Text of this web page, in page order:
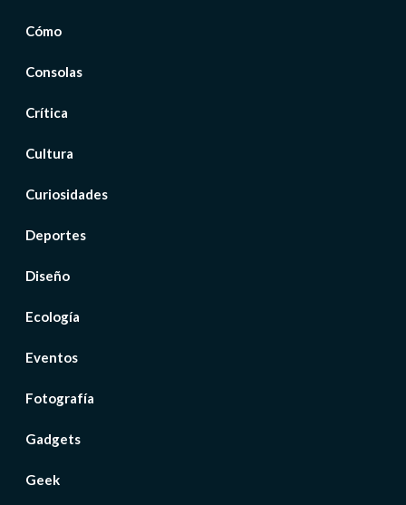
Cómo
Consolas
Crítica
Cultura
Curiosidades
Deportes
Diseño
Ecología
Eventos
Fotografía
Gadgets
Geek